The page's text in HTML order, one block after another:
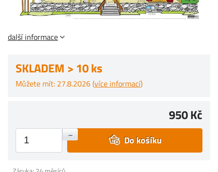
další informace
SKLADEM > 10 ks
Můžete mít: 27.8.2026 (více informací)
950 Kč
+
– Do košíku